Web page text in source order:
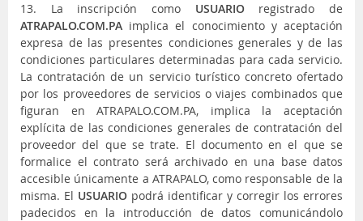
13. La inscripción como USUARIOregistrado de
ATRAPALO.COM.PA implica el conocimiento y aceptación
expresa de las presentes condiciones generales y de las
condiciones particulares determinadas para cada servicio.
La contratación de un servicio turístico concreto ofertado
por los proveedores de servicios o viajes combinados que
figuran en ATRAPALO.COM.PA, implica la aceptación
explícita de las condiciones generales de contratación del
proveedor del que se trate. El documento en el que se
formalice el contrato será archivado en una base datos
accesible únicamente a ATRAPALO, como responsable de la
misma. El USUARIO podrá identificar y corregir los errores
padecidos en la introducción de datos comunicándolo